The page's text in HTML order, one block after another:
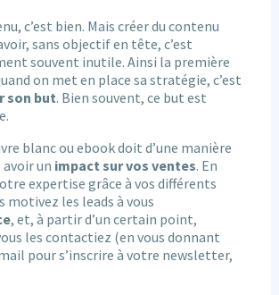
c’est bien. Mais créer du contenu
sans objectif en tête, c’est
souvent inutile. Ainsi la première
on met en place sa stratégie, c’est
son but. Bien souvent, ce but est
blanc ou ebook doit d’une manière
avoir un impact sur vos ventes. En
expertise grâce à vos différents
motivez les leads à vous
, et, à partir d’un certain point,
les contactiez (en vous donnant
pour s’inscrire à votre newsletter,